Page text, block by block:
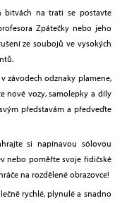
bitvách na trati se postavte
Zpátečky nebo jeho
ze soubojů ve vysokých
závodech odznaky plamene,
nové vozy, samolepky a díly
představám a předveďte
si napínavou sólovou
nebo poměřte svoje řidičské
na rozdělené obrazovce!
rychlé, plynulé a snadno